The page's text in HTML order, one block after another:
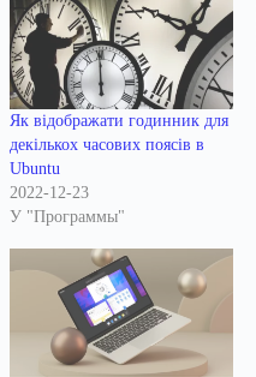
Як відображати годинник для
декількох часових поясів в
Ubuntu
2022-12-23
У "Программы"